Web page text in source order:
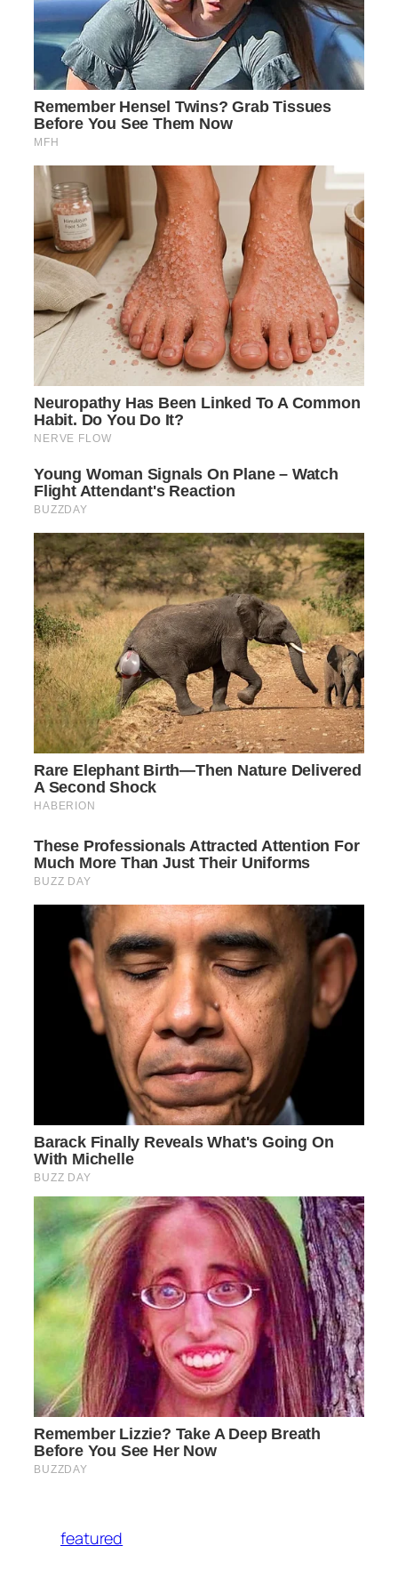
featured